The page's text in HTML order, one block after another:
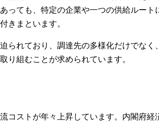
っても、特定の企業や一つの供給ルート
きまといます。
られており、調達先の多様化だけでな
り組むことが求められています。
コストが年々上昇しています。内閣府経